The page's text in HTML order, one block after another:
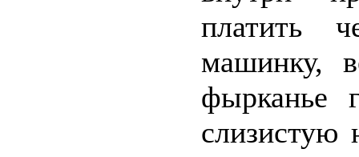
платить
машинку,
фырканье
слизистую